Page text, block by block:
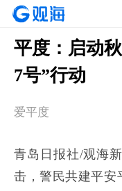
平度：启动
7号”行动
爱平度
青岛日报社/观海
击，警民共建平安